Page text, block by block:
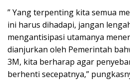
” Yang terpenting kita semua
ini harus dihadapi, jangan
mengantisipasi utamanya
dianjurkan oleh Pemerintah
3M, kita berharap agar
berhenti secepatnya,”